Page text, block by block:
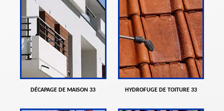
DÉCAPAGE DE MAISON 33 HYDROFUGE DE TOITURE 33